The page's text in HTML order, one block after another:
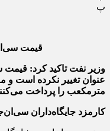
پ
قیمت
وزیر نفت تاکید کرد:
مترمکعب را پرداخت
کارمزد جایگاه‌داران